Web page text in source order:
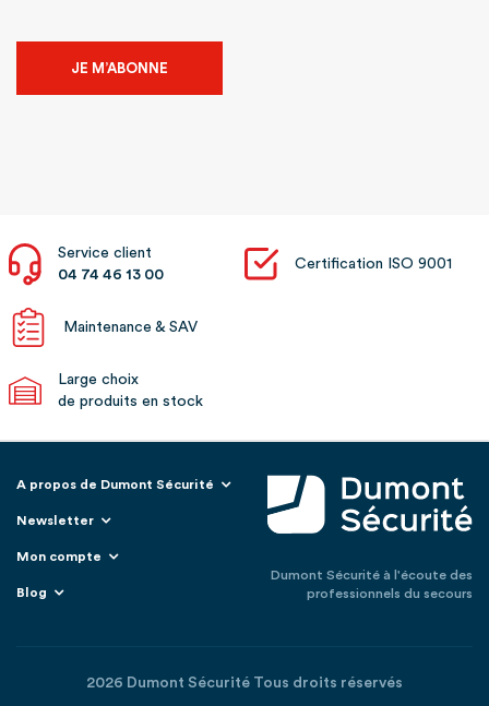
JE M’ABONNE
Service client
04 74 46 13 00
Certification ISO 9001
Maintenance & SAV
Large choix
de produits en stock
A propos de Dumont Sécurité
Newsletter
Mon compte
Blog
Dumont Sécurité à l'écoute des
professionnels du secours
2026 Dumont Sécurité Tous droits réservés